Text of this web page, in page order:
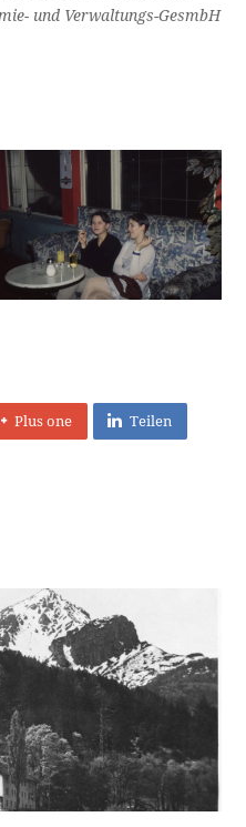
und Verwaltungs-GesmbH
Plus one Teilen